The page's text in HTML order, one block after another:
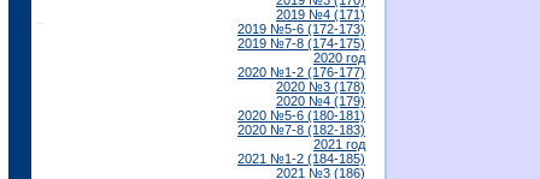
2019 №4 (171)
2019 №5-6 (172-173)
2019 №7-8 (174-175)
2020 год
2020 №1-2 (176-177)
2020 №3 (178)
2020 №4 (179)
2020 №5-6 (180-181)
2020 №7-8 (182-183)
2021 год
2021 №1-2 (184-185)
2021 №3 (186)